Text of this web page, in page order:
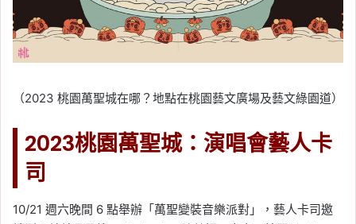
（2023 桃園萬聖城在哪？地點在桃園藝文廣場及藝文綠園道）
2023桃園萬聖城：演唱會藝人卡
司
10/21 週六晚間 6 點舉辦「萬聖變裝音樂派對」，藝人卡司邀